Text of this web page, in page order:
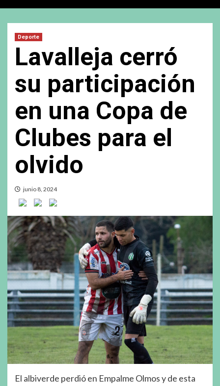
Deporte
Lavalleja cerró
su participación
en una Copa de
Clubes para el
olvido
junio 8, 2024
El albiverde perdió en Empalme Olmos y de esta